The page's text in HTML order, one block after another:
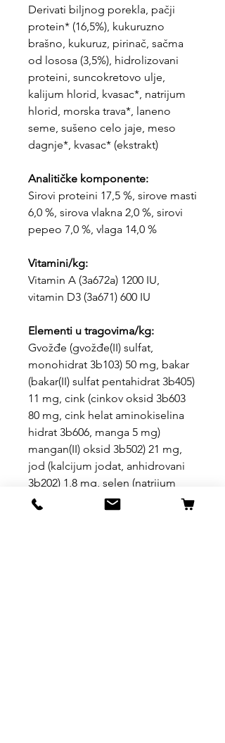
Derivati biljnog porekla, pačji
protein* (16,5%), kukuruzno
brašno, kukuruz, pirinač, sačma
od lososa (3,5%), hidrolizovani
proteini, suncokretovo ulje,
kalijum hlorid, kvasac*, natrijum
hlorid, morska trava*, laneno
seme, sušeno celo jaje, meso
dagnje*, kvasac* (ekstrakt)
Analitičke komponente:
Sirovi proteini 17,5 %, sirove masti
6,0 %, sirova vlakna 2,0 %, sirovi
pepeo 7,0 %, vlaga 14,0 %
Vitamini/kg:
Vitamin A (3a672a) 1200 IU,
vitamin D3 (3a671) 600 IU
Elementi u tragovima/kg:
Gvožđe (gvožđe(II) sulfat,
monohidrat 3b103) 50 mg, bakar
(bakar(II) sulfat pentahidrat 3b405)
11 mg, cink (cinkov oksid 3b603
80 mg, cink helat aminokiselina
hidrat 3b606, manga 5 mg)
mangan(II) oksid 3b502) 21 mg,
jod (kalcijum jodat, anhidrovani
3b202) 1,8 mg, selen (natrijum
selenit 3b801) 0,15 mg